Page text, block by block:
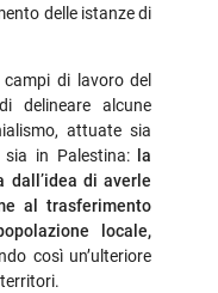
delle istanze di
di lavoro del
delineare alcune
attuate sia
in Palestina:
la
di averle
al trasferimento
locale,
così un’ulteriore